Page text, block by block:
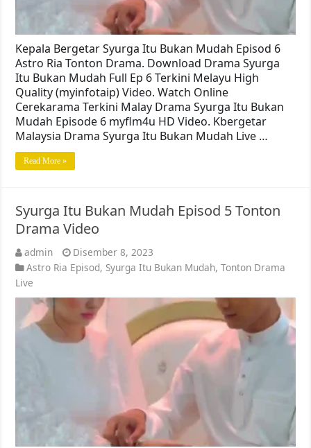
Kepala Bergetar Syurga Itu Bukan Mudah Episod 6
Astro Ria Tonton Drama. Download Drama Syurga
Itu Bukan Mudah Full Ep 6 Terkini Melayu High
Quality (myinfotaip) Video. Watch Online
Cerekarama Terkini Malay Drama Syurga Itu Bukan
Mudah Episode 6 myflm4u HD Video. Kbergetar
Malaysia Drama Syurga Itu Bukan Mudah Live …
Read More »
Syurga Itu Bukan Mudah Episod 5 Tonton
Drama Video
admin
Disember 8, 2023
Astro Ria Episod, Syurga Itu Bukan Mudah,Tonton Drama
Live